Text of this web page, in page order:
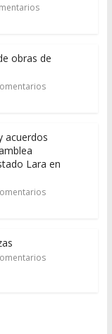
obras de
acuerdos
Lara en